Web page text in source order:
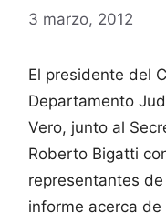
3 marzo, 2012
El presidente del
Departamento
Vero, junto al
Roberto Bigatti
representantes
informe acerca